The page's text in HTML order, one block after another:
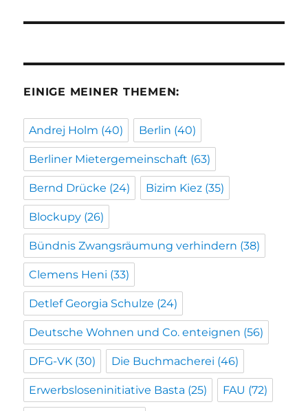
EINIGE MEINER THEMEN:
Andrej Holm (40) Berlin (40)
Berliner Mietergemeinschaft (63)
Bernd Drücke (24) Bizim Kiez (35)
Blockupy (26)
Bündnis Zwangsräumung verhindern (38)
Clemens Heni (33)
Detlef Georgia Schulze (24)
Deutsche Wohnen und Co. enteignen (56)
DFG-VK (30) Die Buchmacherei (46)
Erwerbsloseninitiative Basta (25) FAU (72)